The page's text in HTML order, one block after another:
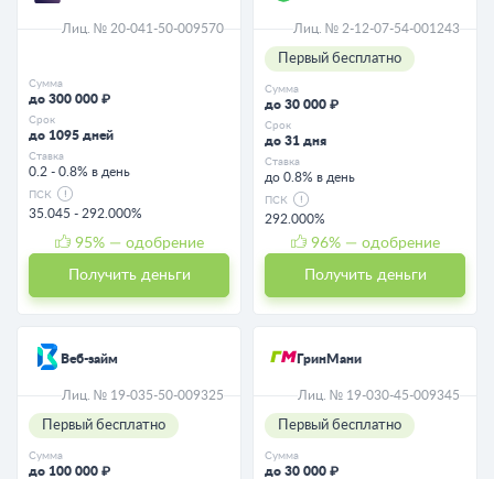
Лиц. № 20-041-50-009570
Сумма
до 300 000 ₽
Срок
до 1095 дней
Ставка
0.2 - 0.8% в день
ПСК
35.045 - 292.000%
95% — одобрение
Получить деньги
Лиц. № 2-12-07-54-001243
Первый бесплатно
Сумма
до 30 000 ₽
Срок
до 31 дня
Ставка
до 0.8% в день
ПСК
292.000%
96% — одобрение
Получить деньги
Веб-займ
Лиц. № 19-035-50-009325
Первый бесплатно
Сумма
до 100 000 ₽
ГринМани
Лиц. № 19-030-45-009345
Первый бесплатно
Сумма
до 30 000 ₽